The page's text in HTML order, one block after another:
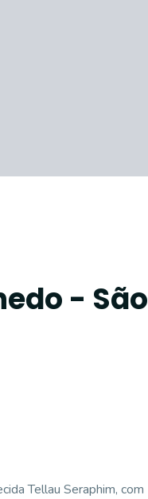
- São
Tellau Seraphim, com